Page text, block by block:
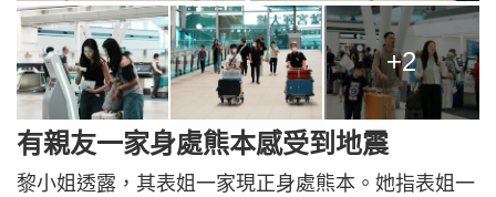
+2
有親友一家身處熊本感受到地震
黎小姐透露，其表姐一家現正身處熊本。她指表姐一